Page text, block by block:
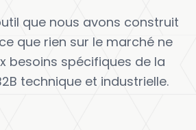
que nous avons construit
que rien sur le marché ne
besoins spécifiques de la
technique et industrielle.